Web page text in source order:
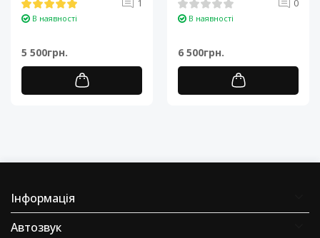
ядерный ARM Cortex-A7..
1
В наявності
5 500грн.
Cortex-A7..
0
В наявності
6 500грн.
Інформація
Автозвук